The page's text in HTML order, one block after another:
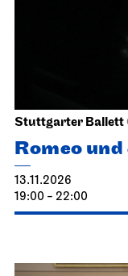
Staatsorchester
1.
25.10.2026
11:00